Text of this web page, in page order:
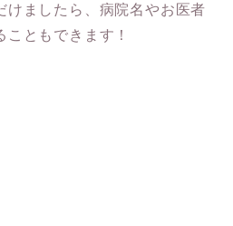
けましたら、病院名やお医者
ともできます！